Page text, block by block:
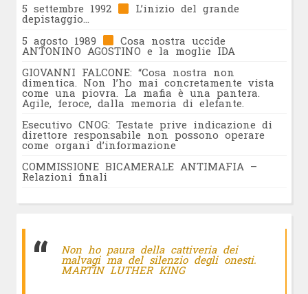
5 settembre 1992
L’inizio del grande
depistaggio…
5 agosto 1989
Cosa nostra uccide
ANTONINO AGOSTINO e la moglie IDA
GIOVANNI FALCONE: “Cosa nostra non
dimentica. Non l’ho mai concretamente vista
come una piovra. La mafia è una pantera.
Agile, feroce, dalla memoria di elefante.
Esecutivo CNOG: Testate prive indicazione di
direttore responsabile non possono operare
come organi d’informazione
COMMISSIONE BICAMERALE ANTIMAFIA –
Relazioni finali
Non ho paura della cattiveria dei
malvagi ma del silenzio degli onesti.
MARTIN LUTHER KING